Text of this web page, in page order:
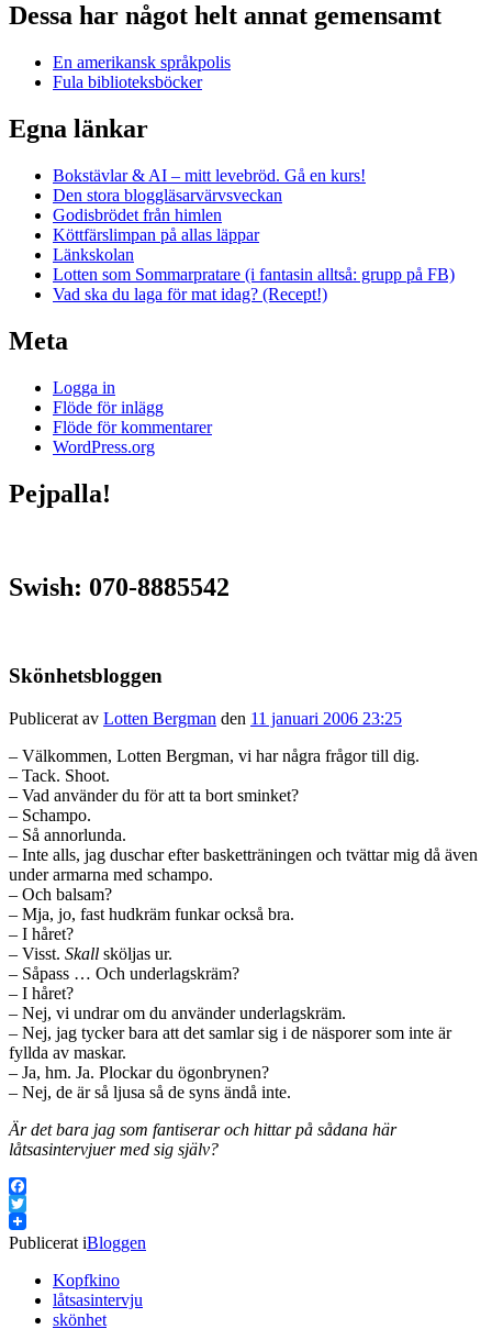
Dessa har något helt annat gemensamt
En amerikansk språkpolis
Fula biblioteksböcker
Egna länkar
Bokstävlar & AI – mitt levebröd. Gå en kurs!
Den stora bloggläsarvärvsveckan
Godisbrödet från himlen
Köttfärslimpan på allas läppar
Länkskolan
Lotten som Sommarpratare (i fantasin alltså: grupp på FB)
Vad ska du laga för mat idag? (Recept!)
Meta
Logga in
Flöde för inlägg
Flöde för kommentarer
WordPress.org
Pejpalla!
Swish: 070-8885542
Skönhetsbloggen
Publicerat av Lotten Bergman den 11 januari 2006 23:25
– Välkommen, Lotten Bergman, vi har några frågor till dig.
– Tack. Shoot.
– Vad använder du för att ta bort sminket?
– Schampo.
– Så annorlunda.
– Inte alls, jag duschar efter basketträningen och tvättar mig då även
under armarna med schampo.
– Och balsam?
– Mja, jo, fast hudkräm funkar också bra.
– I håret?
– Visst. Skall sköljas ur.
– Såpass … Och underlagskräm?
– I håret?
– Nej, vi undrar om du använder underlagskräm.
– Nej, jag tycker bara att det samlar sig i de näsporer som inte är
fyllda av maskar.
– Ja, hm. Ja. Plockar du ögonbrynen?
– Nej, de är så ljusa så de syns ändå inte.
Är det bara jag som fantiserar och hittar på sådana här
låtsasintervjuer med sig själv?
Facebook
Twitter
Publicerat iBloggen
Kopfkino
låtsasintervju
skönhet